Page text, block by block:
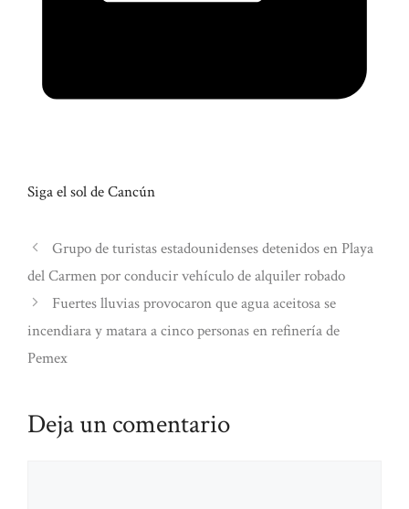
Siga el sol de Cancún
Grupo de turistas estadounidenses detenidos en Playa
del Carmen por conducir vehículo de alquiler robado
Fuertes lluvias provocaron que agua aceitosa se
incendiara y matara a cinco personas en refinería de
Pemex
Deja un comentario